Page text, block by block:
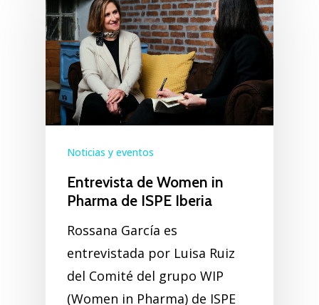
Noticias y eventos
Entrevista de Women in
Pharma de ISPE Iberia
Rossana García es
entrevistada por Luisa Ruiz
del Comité del grupo WIP
(Women in Pharma) de ISPE